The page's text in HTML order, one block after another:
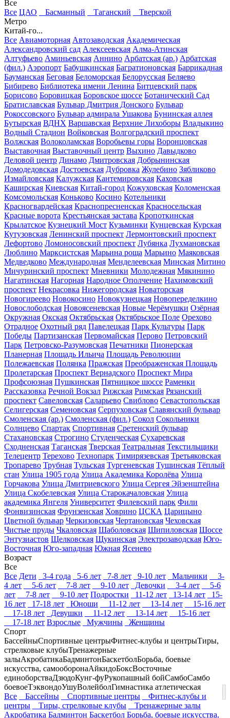
Все
Все ЦАО Басманный Таганский
Тверской
Метро
Китай-го...
Все Авиамоторная Автозаводская Академическая
Александровский сад Алексеевская Алма-Атинская
Алтуфьево Аминьевская Аннино Арбатская (ар.) Арбатская
(фил.) Аэропорт Бабушкинская Багратионовская Баррикадная
Бауманская Беговая Беломорская Белорусская Беляево
Бибирево Библиотека имени Ленина Битцевский парк
Борисово Боровицкая Боровское шоссе Ботанический Сад
Братиславская Бульвар Дмитрия Донского Бульвар
Рокоссовского Бульвар адмирала Ушакова Бунинская аллея
Бутырская ВДНХ Варшавская Верхние Лихоборы Владыкино
Водный Стадион Войковская Волгоградский проспект
Волжская Волоколамская Воробьевы горы Воронцовская
Выставочная Выставочный центр Выхино Давыдково
Деловой центр Динамо Дмитровская Добрынинская
Домодедовская Достоевская Дубровка Жулебино Зябликово
Измайловская Калужская Кантемировская Каховская
Каширская Киевская Китай-город Кожуховская Коломенская
Комсомольская Коньково Косино Котельники
Красногвардейская Краснопресненская Красносельская
Красные ворота Крестьянская застава Кропоткинская
Крылатское Кузнецкий Мост Кузьминки Кунцевская Курская
Кутузовская Ленинский проспект Лермонтовский проспект
Лефортово Ломоносовский проспект Лубянка Лухмановская
Люблино Марксистская Марьина роща Марьино Маяковская
Медведково Международная Менделеевская Минская Митино
Мичуринский проспект Мневники Молодежная Мякинино
Нагатинская Нагорная Народное Ополчение Нахимовский
проспект Некрасовка Нижегородская Новаторская
Новогиреево Новокосино Новокузнецкая Новопеределкино
Новослободская Новоясеневская Новые Черёмушки Озёрная
Окружная Окская Октябрьская Октябрьское Поле Орехово
Отрадное Охотный ряд Павелецкая Парк Культуры Парк
Победы Партизанская Первомайская Перово Петровский
Парк Петровско-Разумовская Печатники Пионерская
Планерная Площадь Ильича Площадь Революции
Полежаевская Полянка Пражская Преображенская Площадь
Пролетарская Проспект Вернадского Проспект Мира
Профсоюзная Пушкинская Пятницкое шоссе Раменки
Рассказовка Речной Вокзал Рижская Римская Рязанский
проспект Савеловская Саларьево Свиблово Севастопольская
Селигерская Семеновская Серпуховская Славянский бульвар
Смоленская (ар.) Смоленская (фил.) Сокол Сокольники
Солнцево Спартак Спортивная Сретенский бульвар
Стахановская Строгино Студенческая Сухаревская
Сходненская Таганская Тверская Театральная Текстильщики
Телецентр Терехово Технопарк Тимирязевская Третьяковская
Тропарево Трубная Тульская Тургеневская Тушинская Тёплый
стан Улица 1905 года Улица Академика Королёва Улица
Горчакова Улица Дмитриевского Улица Сергея Эйзенштейна
Улица Скобелевская Улица Старокачаловская Улица
академика Янгеля Университет Филевский парк Фили
Фонвизинская Фрунзенская Ховрино ЦСКА Царицыно
Цветной бульвар Черкизовская Чертановская Чеховская
Чистые пруды Чкаловская Шаболовская Шипиловская Шоссе
Энтузиастов Щелковская Щукинская Электрозаводская Юго-
Восточная Юго-западная Южная Ясенево
Возраст
Все
Все Дети 3-4 года 5-6 лет 7-8 лет 9-10 лет Мальчики
3-
4 лет
5-6 лет 7-8 лет 9-10 лет Девочки 3-4 лет
5-6
лет
7-8 лет 9-10 лет Подростки 11-12 лет 13-14 лет
15-
16 лет
17-18 лет Юноши 11-12 лет 13-14 лет
15-16 лет
17-18 лет
Девушки 11-12 лет 13-14 лет
15-16 лет
17-18 лет Взрослые Мужчины
Женщины
Спорт
БассейныСпортивные центрыФитнес-клубы и центрыТиры,
стрелковые клубыТренажерные
залыАкробатикаБадминтонБаскетболБорьба, боевые
искусства, самооборонаАйкидоБоксВосточные
единоборстваДзюдоКунг-фуРукопашный бойСамбоСамбо
боевоеТэквондоУшуВолейболГимнастика атлетическая
Все
Бассейны Спортивные центры
Фитнес-клубы и
центры
Тиры, стрелковые клубы
Тренажерные залы
Акробатика Бадминтон Баскетбол Борьба, боевые искусства,